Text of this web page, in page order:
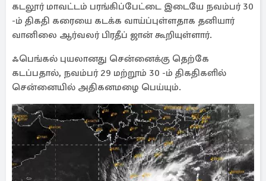
கடலூர் மாவட்டம் பரங்கிப்பேட்டை இடையே நவம்பர் 30
-ம் திகதி கரையை கடக்க வாய்ப்புள்ளதாக தனியார்
வானிலை ஆர்வலர் பிரதீப் ஜான் கூறியுள்ளார்.
ஃபெங்கல் புயலானது சென்னைக்கு தெற்கே
கடப்பதால், நவம்பர் 29 மற்றூம் 30 -ம் திகதிகளில்
சென்னையில் அதிகனமழை பெய்யும்.